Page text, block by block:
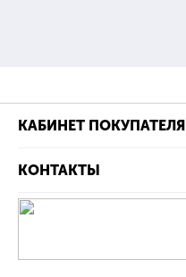
КАБИНЕТ ПОКУПАТЕЛЯ
КОНТАКТЫ